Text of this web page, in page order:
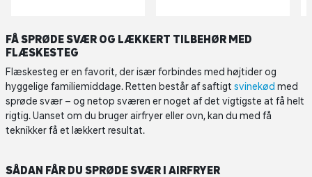
FÅ SPRØDE SVÆR OG LÆKKERT TILBEHØR MED
FLÆSKESTEG
Flæskesteg er en favorit, der især forbindes med højtider og
hyggelige familiemiddage. Retten består af saftigt svinekød med
sprøde svær – og netop sværen er noget af det vigtigste at få helt
rigtig. Uanset om du bruger airfryer eller ovn, kan du med få
teknikker få et lækkert resultat.
SÅDAN FÅR DU SPRØDE SVÆR I AIRFRYER